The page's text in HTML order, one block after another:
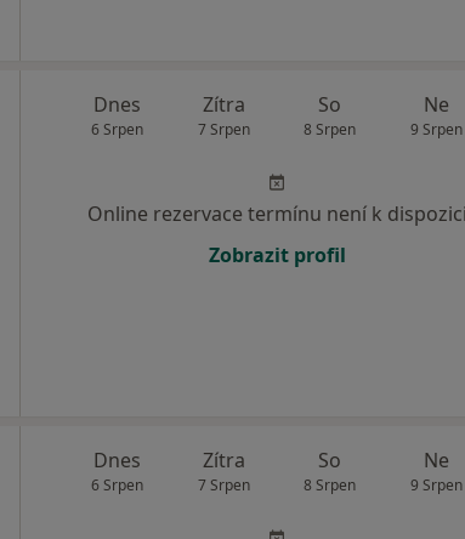
Dnes
6 Srpen
Zítra
7 Srpen
So
8 Srpen
Ne
9 Srpen
Online rezervace termínu není k dispozici
Zobrazit profil
Dnes
6 Srpen
Zítra
7 Srpen
So
8 Srpen
Ne
9 Srpen